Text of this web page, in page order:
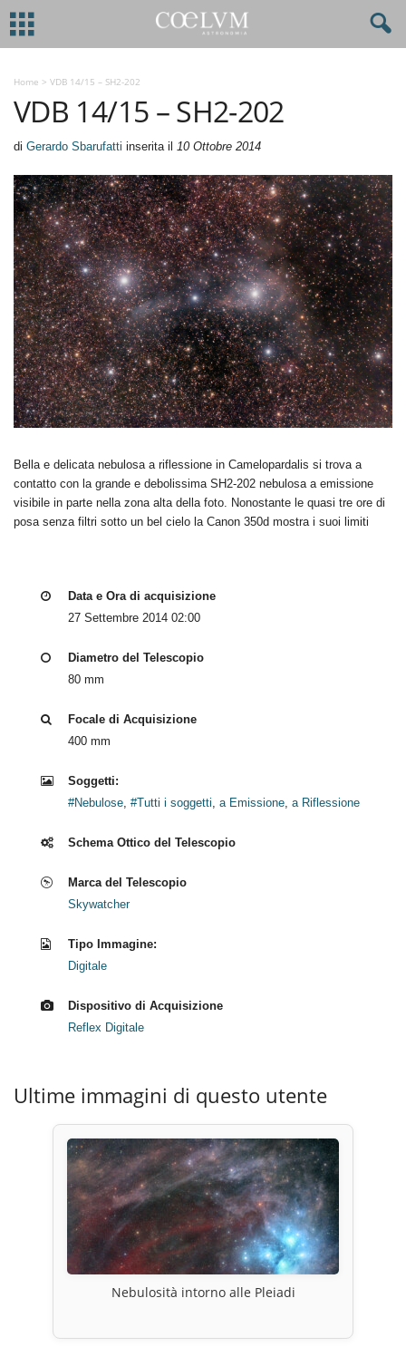
Home > VDB 14/15 – SH2-202
VDB 14/15 – SH2-202
di Gerardo Sbarufatti inserita il 10 Ottobre 2014
Bella e delicata nebulosa a riflessione in Camelopardalis si trova a
contatto con la grande e debolissima SH2-202 nebulosa a emissione
visibile in parte nella zona alta della foto. Nonostante le quasi tre ore di
posa senza filtri sotto un bel cielo la Canon 350d mostra i suoi limiti
Data e Ora di acquisizione
27 Settembre 2014 02:00
Diametro del Telescopio
80 mm
Focale di Acquisizione
400 mm
Soggetti:
#Nebulose #Tutti i soggetti a Emissione a Riflessione
Schema Ottico del Telescopio
Marca del Telescopio
Skywatcher
Tipo Immagine:
Digitale
Dispositivo di Acquisizione
Reflex Digitale
Ultime immagini di questo utente
Nebulosità intorno alle Pleiadi